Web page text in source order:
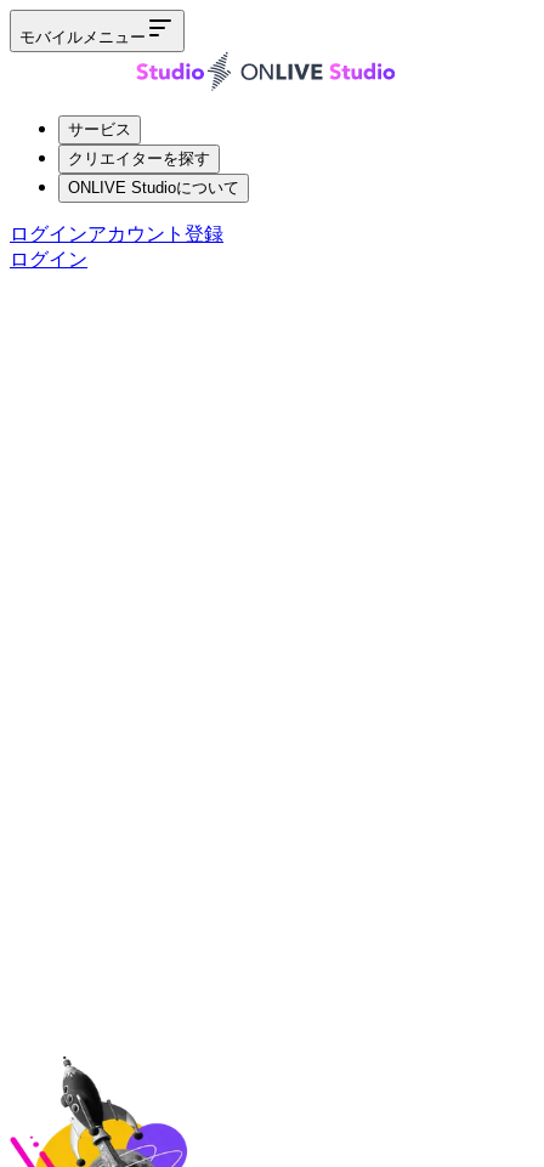
モバイルメニュー
サービス
クリエイターを探す
ONLIVE Studioについて
ログインアカウント登録
ログイン